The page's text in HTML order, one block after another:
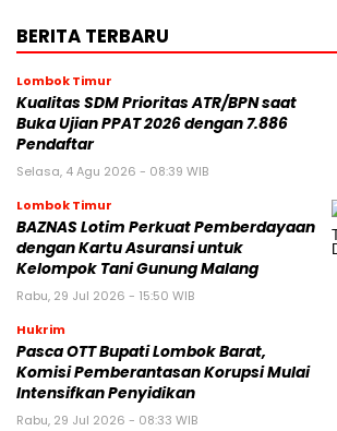
BERITA TERBARU
Lombok Timur
Kualitas SDM Prioritas ATR/BPN saat
Buka Ujian PPAT 2026 dengan 7.886
Pendaftar
Selasa, 4 Agu 2026 - 08:39 WIB
Lombok Timur
BAZNAS Lotim Perkuat Pemberdayaan
dengan Kartu Asuransi untuk
Kelompok Tani Gunung Malang
Rabu, 29 Jul 2026 - 15:50 WIB
Hukrim
Pasca OTT Bupati Lombok Barat,
Komisi Pemberantasan Korupsi Mulai
Intensifkan Penyidikan
Rabu, 29 Jul 2026 - 08:33 WIB